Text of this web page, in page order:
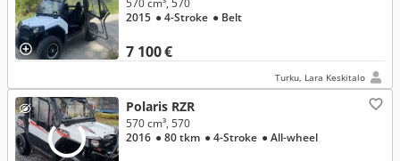
7 100 €
570 cm³, 570
2015 ● 4-Stroke ● Belt
Turku, Lara Keskitalo
Polaris RZR
570 cm³, 570
2016 ● 80 tkm ● 4-Stroke ● All-wheel